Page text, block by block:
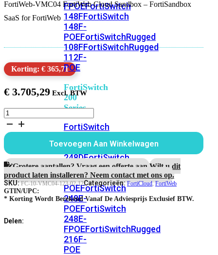
FPOEFortiSwitch
148FFortiSwitch
148F-
POEFortiSwitchRugged
108FFortiSwitchRugged
112F-
POE
FortiSwitch
200
Series
FortiSwitch
FPOEFortiSwitch
248DFortiSwitch
224EFortiswitch
224E-
POEFortiSwitch
248E-
POEFortiSwitch
248E-
FPOEFortiSwitchRugged
216F-
POE
FortiWeb-VMC04 FortiWeb Cloud Sandbox – FortiSandbox
SaaS for FortiWeb
Korting: € 365,71
€ 3.705,29
FortiWeb-
VMC04
jaar
FortiWeb
Cloud
Sandbox
-
FortiSandbox
SaaS
aantal
Toevoegen Aan Winkelwagen
Grotere aantallen? Vraag een offerte aan.Wilt u dit
product laten installeren? Neem contact met ons op.
SKU:FC-10-VMC04-123-02-12Categorieën:FortiCloud,FortiWeb
GTIN/UPC:
* Korting Wordt Berekend Vanaf De Adviesprijs Exclusief BTW.
Delen: